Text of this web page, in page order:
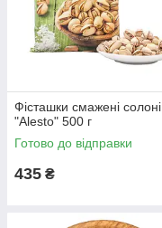
Фісташки смажені солоні
"Alesto" 500 г
Готово до відправки
435 ₴